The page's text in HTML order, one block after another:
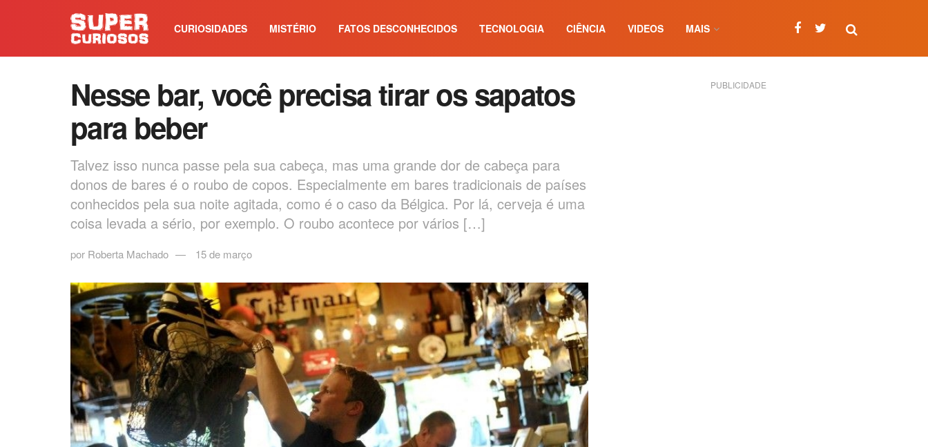
CURIOSIDADES MISTÉRIO FATOS DESCONHECIDOS TECNOLOGIA CIÊNCIA VIDEOS MAIS
Nesse bar, você precisa tirar os sapatos
para beber
Talvez isso nunca passe pela sua cabeça, mas uma grande dor de cabeça para
donos de bares é o roubo de copos. Especialmente em bares tradicionais de países
conhecidos pela sua noite agitada, como é o caso da Bélgica. Por lá, cerveja é uma
coisa levada a sério, por exemplo. O roubo acontece por vários […]
por Roberta Machado 15 de março
PUBLICIDADE